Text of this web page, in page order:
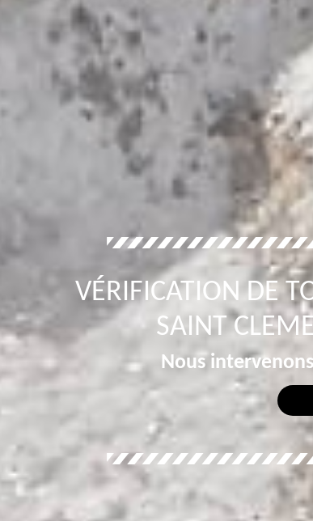
VÉRIFICATION DE
SAINT
Nous